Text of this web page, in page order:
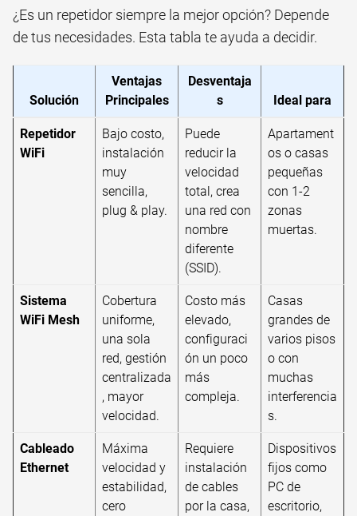
¿Es un repetidor siempre la mejor opción? Depende
de tus necesidades. Esta tabla te ayuda a decidir.
Solución
Ventajas
Principales
Desventaja
s
Ideal para
Repetidor
WiFi
Bajo costo,
instalación
muy
sencilla,
plug & play.
Puede
reducir la
velocidad
total, crea
una red con
nombre
diferente
(SSID).
Apartament
os o casas
pequeñas
con 1-2
zonas
muertas.
Sistema
WiFi Mesh
Cobertura
uniforme,
una sola
red, gestión
centralizada
, mayor
velocidad.
Costo más
elevado,
configuraci
ón un poco
más
compleja.
Casas
grandes de
varios pisos
o con
muchas
interferencia
s.
Cableado
Ethernet
Máxima
velocidad y
estabilidad,
cero
Requiere
instalación
de cables
por la casa,
Dispositivos
fijos como
PC de
escritorio,